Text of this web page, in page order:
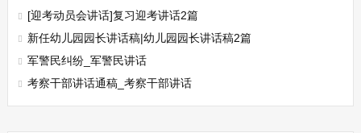
[迎考动员会讲话]复习迎考讲话2篇
新任幼儿园园长讲话稿|幼儿园园长讲话稿2篇
军警民纠纷_军警民讲话
考察干部讲话通稿_考察干部讲话